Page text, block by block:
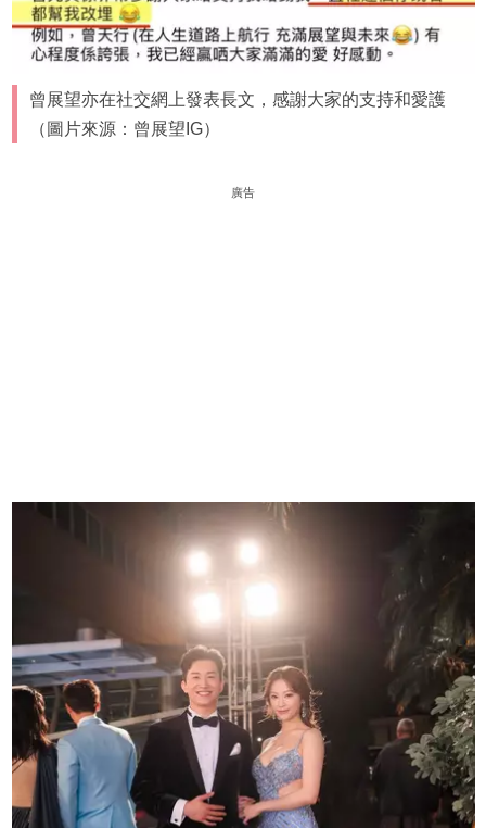
曾展望亦在社交網上發表長文，感謝大家的支持和愛護
（圖片來源：曾展望IG）
廣告